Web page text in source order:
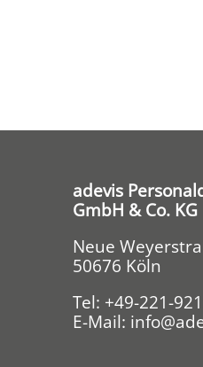
adevis
GmbH & Co. KG
Neue
50676 Köln
Tel: +49-221-
E-Mail: